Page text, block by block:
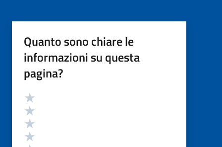
Quanto sono chiare le
informazioni su questa
pagina?
Valutazione